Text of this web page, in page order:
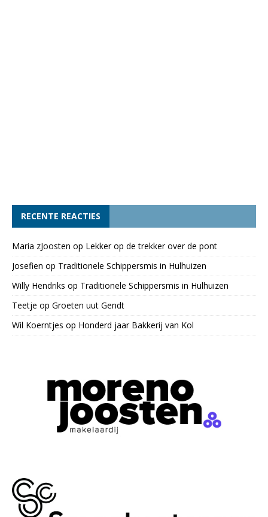
RECENTE REACTIES
Maria zJoosten op Lekker op de trekker over de pont
Josefien op Traditionele Schippersmis in Hulhuizen
Willy Hendriks op Traditionele Schippersmis in Hulhuizen
Teetje op Groeten uut Gendt
Wil Koerntjes op Honderd jaar Bakkerij van Kol